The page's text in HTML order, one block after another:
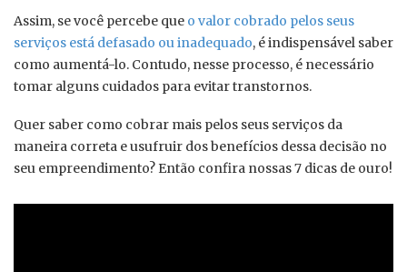
Assim, se você percebe que o valor cobrado pelos seus
serviços está defasado ou inadequado, é indispensável saber
como aumentá-lo. Contudo, nesse processo, é necessário
tomar alguns cuidados para evitar transtornos.
Quer saber como cobrar mais pelos seus serviços da
maneira correta e usufruir dos benefícios dessa decisão no
seu empreendimento? Então confira nossas 7 dicas de ouro!